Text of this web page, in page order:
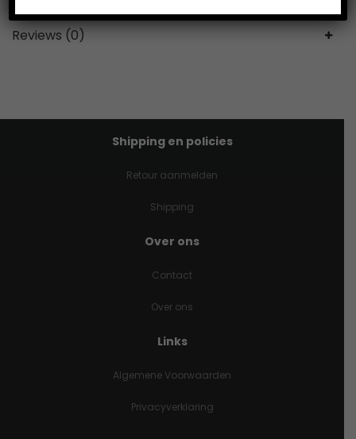
Reviews (0)
Shipping en policies
Retour aanmelden
Shipping
Over ons
Contact
Over ons
Links
Algemene Voorwaarden
Privacyverklaring